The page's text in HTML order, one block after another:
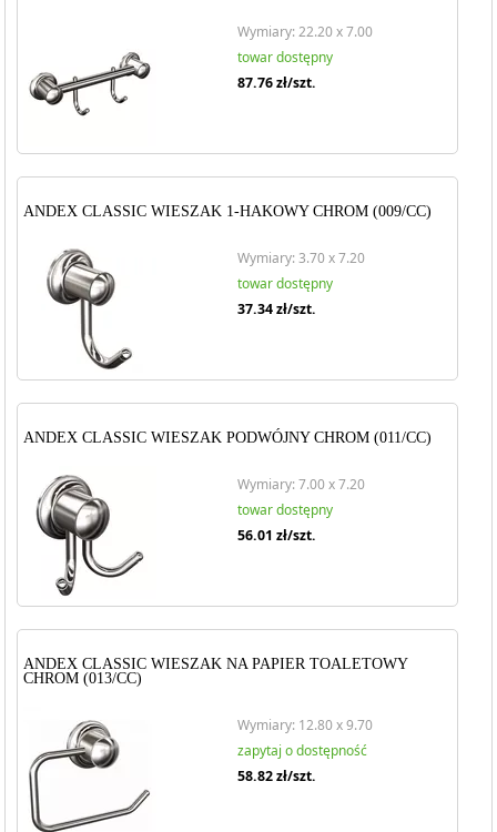
Wymiary: 22.20 x 7.00
towar dostępny
87.76zł/szt.
ANDEX CLASSIC WIESZAK 1-HAKOWY CHROM (009/CC)
Wymiary: 3.70 x 7.20
towar dostępny
37.34zł/szt.
ANDEX CLASSIC WIESZAK PODWÓJNY CHROM (011/CC)
Wymiary: 7.00 x 7.20
towar dostępny
56.01 zł/szt.
ANDEX CLASSIC WIESZAK NA PAPIER TOALETOWY
CHROM (013/CC)
Wymiary: 12.80 x 9.70
zapytaj o dostępność
58.82zł/szt.